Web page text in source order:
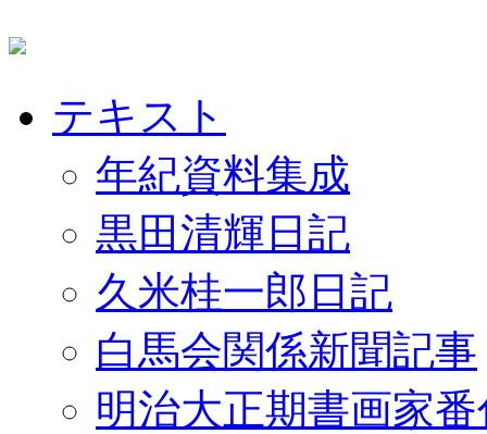
テキスト
年紀資料集成
黒田清輝日記
久米桂一郎日記
白馬会関係新聞記事
明治大正期書画家